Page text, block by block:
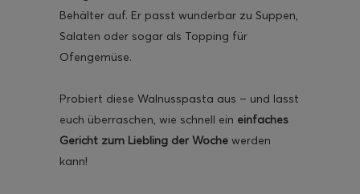
Behälter auf. Er passt wunderbar zu Suppen,
Salaten oder sogar als Topping für
Ofengemüse.
Probiert diese Walnusspasta aus – und lasst
euch überraschen, wie schnell ein einfaches
Gericht zum Liebling der Woche werden
kann!